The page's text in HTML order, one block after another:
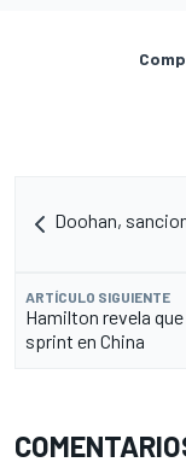
Doohan,
ARTÍCULO SIGUIENTE
Hamilton revela
sprint en China